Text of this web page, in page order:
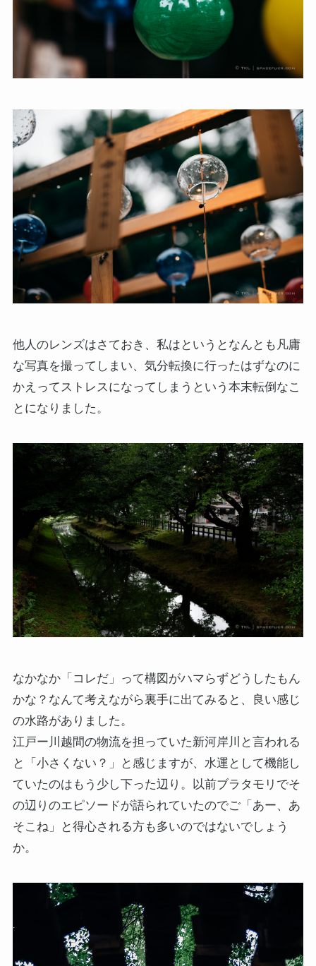
他人のレンズはさておき、私はというとなんとも凡庸
な写真を撮ってしまい、気分転換に行ったはずなのに
かえってストレスになってしまうという本末転倒なこ
とになりました。
なかなか「コレだ」って構図がハマらずどうしたもん
かな？なんて考えながら裏手に出てみると、良い感じ
の水路がありました。
江戸ー川越間の物流を担っていた新河岸川と言われる
と「小さくない？」と感じますが、水運として機能し
ていたのはもう少し下った辺り。以前ブラタモリでそ
の辺りのエピソードが語られていたのでご「あー、あ
そこね」と得心される方も多いのではないでしょう
か。